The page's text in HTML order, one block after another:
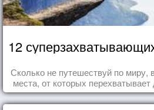
12
Сколько не путешествуй по миру,
места, от которых перехватывает